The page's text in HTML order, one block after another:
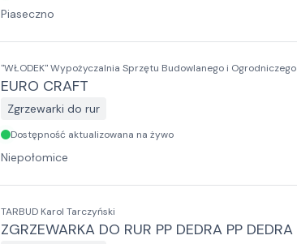
Piaseczno
"WŁODEK" Wypożyczalnia Sprzętu Budowlanego i Ogrodniczego
EURO CRAFT
Zgrzewarki do rur
Dostępność aktualizowana na żywo
Niepołomice
TARBUD Karol Tarczyński
ZGRZEWARKA DO RUR PP DEDRA PP DEDRA